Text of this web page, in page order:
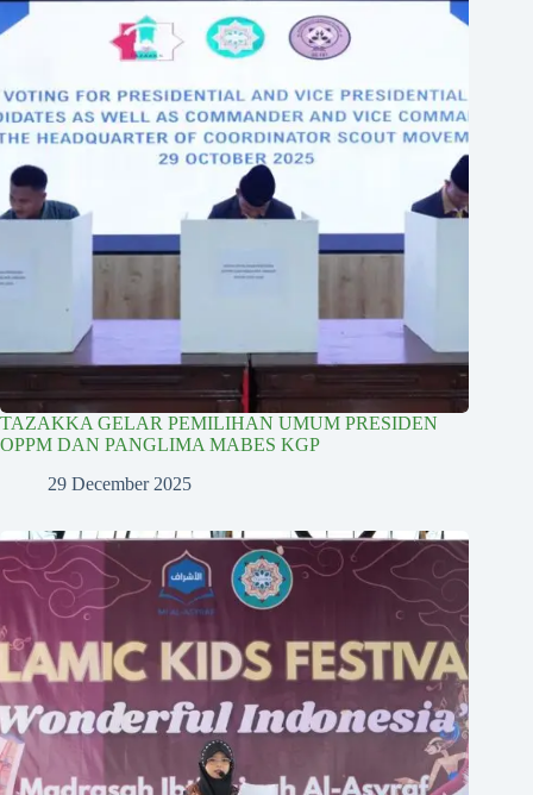
TAZAKKA GELAR PEMILIHAN UMUM PRESIDEN
OPPM DAN PANGLIMA MABES KGP
29 December 2025